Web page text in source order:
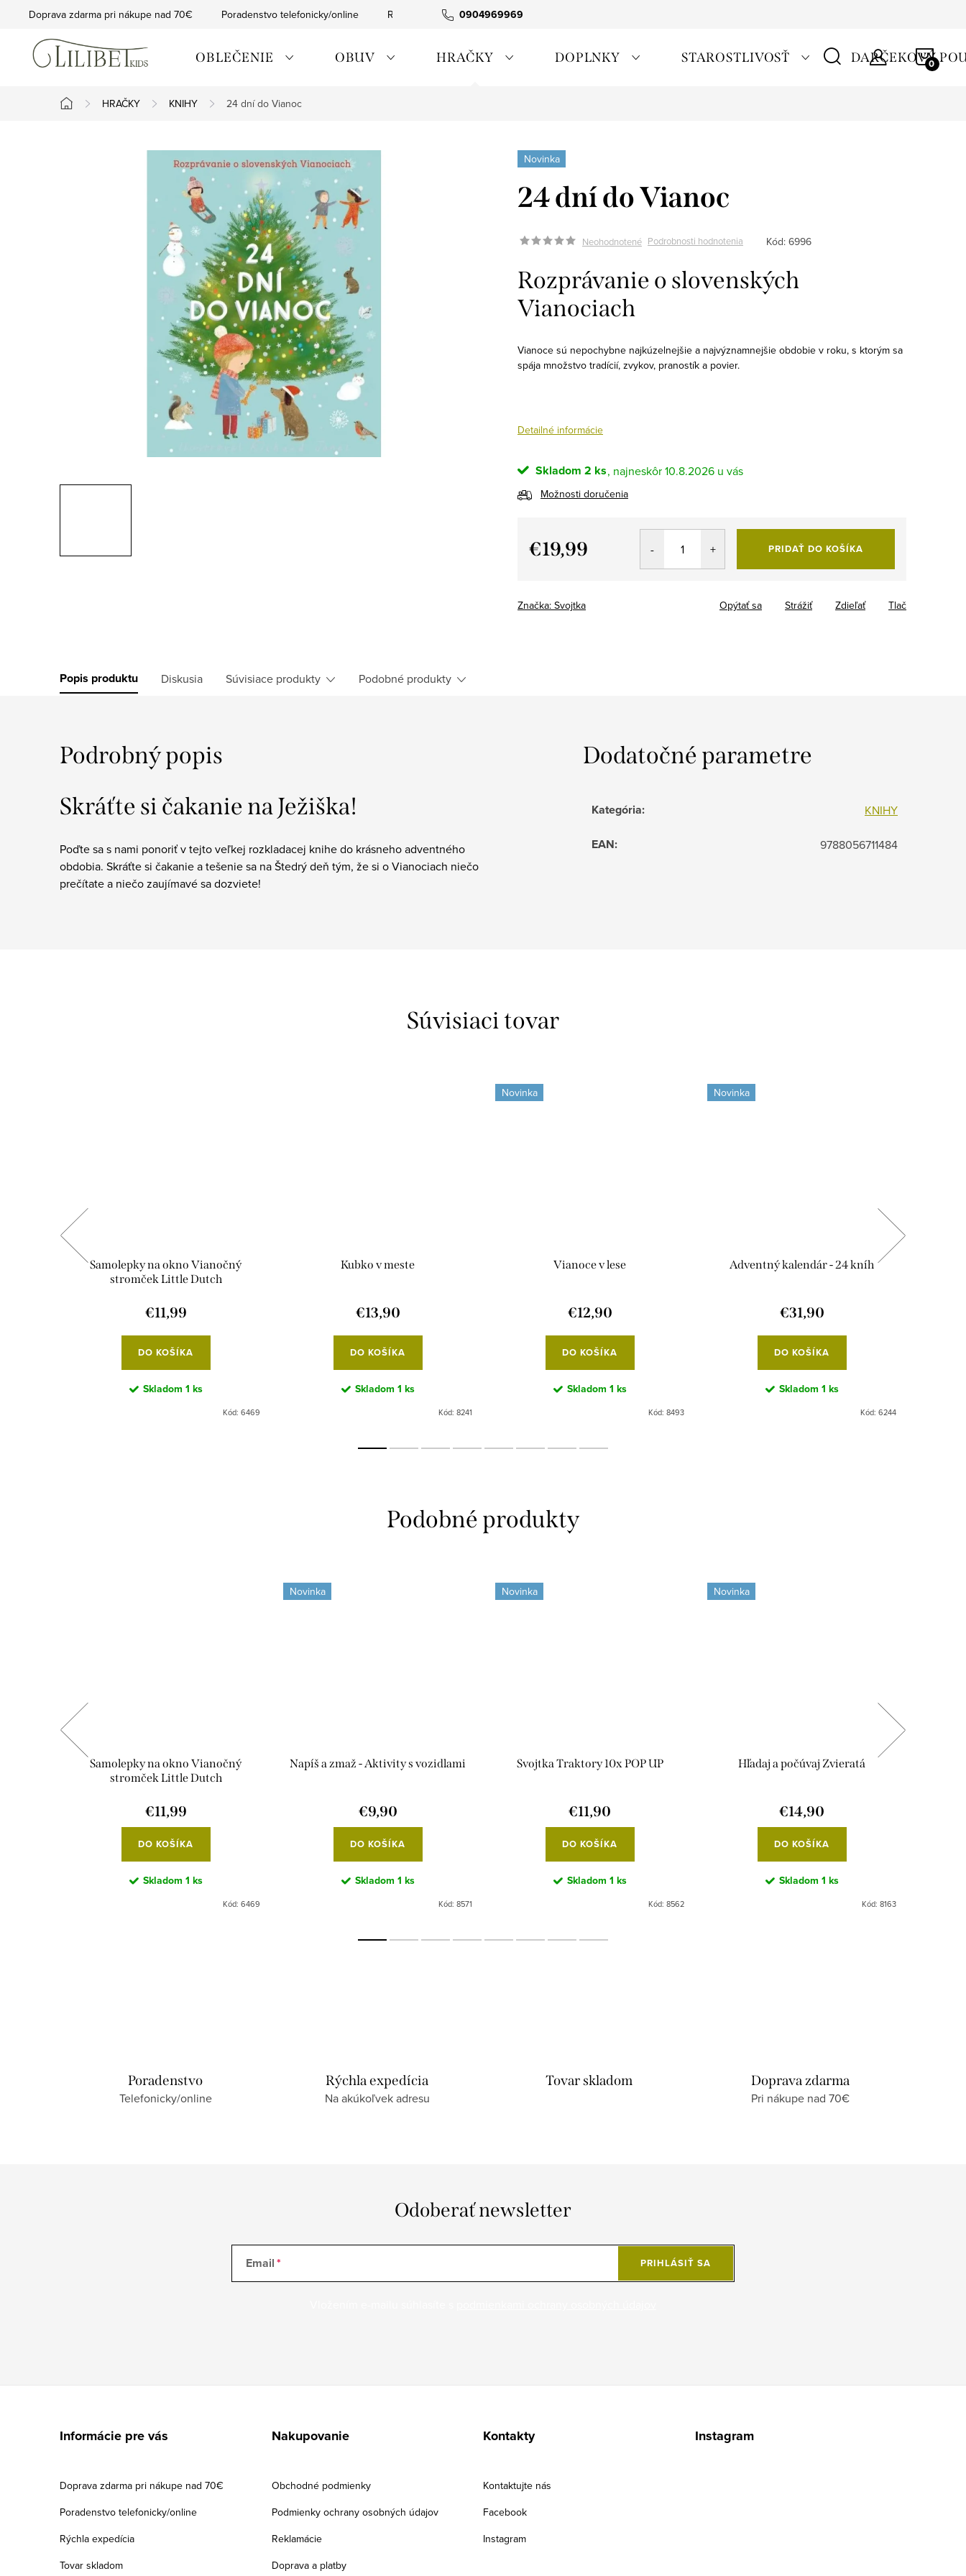
0904969969
Doprava zdarma pri nákupe nad 70€ Poradenstvo telefonicky/online Rýchla expedícia Tovar skladom
OBLEČENIE OBUV HRAČKY DOPLNKY STAROSTLIVOSŤ DARČEKOVÝ
Domov
HRAČKY KNIHY 24 dní do Vianoc
Novinka
24 dní do Vianoc
Neohodnotené Podrobnosti hodnotenia Kód: 6996
Rozprávanie o slovenských
Vianociach
Vianoce sú nepochybne najkúzelnejšie a najvýznamnejšie obdobie v roku, s ktorým sa
spája množstvo tradícií, zvykov, pranostík a povier.
Detailné informácie
Skladom 2 ks 10.8.2026
Možnosti doručenia
€19,99 PRIDAŤ DO KOŠÍKA
Značka: Svojtka Tlač
Opýtať sa Strážiť Zdieľať
Popis produktu Diskusia Súvisiace produkty Podobné produkty
Podrobný popis
Skráťte si čakanie na Ježiška!
Poďte sa s nami ponoriť v tejto veľkej rozkladacej knihe do krásneho adventného
obdobia. Skráťte si čakanie a tešenie sa na Štedrý deň tým, že si o Vianociach niečo
prečítate a niečo zaujímavé sa dozviete!
Dodatočné parametre
Kategória: KNIHY
EAN: 9788056711484
Súvisiaci tovar
Samolepky na okno Vianočný
stromček Little Dutch
€11,99
DO KOŠÍKA
Skladom 1 ks
Kód: 6469
Kubko v meste
€13,90
DO KOŠÍKA
Skladom 1 ks
Kód: 8241
Novinka
Vianoce v lese
€12,90
DO KOŠÍKA
Skladom 1 ks
Kód: 8493
Novinka
Adventný kalendár - 24 kníh
€31,90
DO KOŠÍKA
Skladom 1 ks
Kód: 6244
Samolepky na okno Vianočný
stromček Little Dutch
€11,99
DO KOŠÍKA
Skladom 1 ks
Kód: 6469
Novinka
Napíš a zmaž - Aktivity s vozidlami
€9,90
DO KOŠÍKA
Skladom 1 ks
Kód: 8571
Novinka
Svojtka Traktory 10x POP UP
€11,90
DO KOŠÍKA
Skladom 1 ks
Kód: 8562
Novinka
Hľadaj a počúvaj Zvieratá
€14,90
DO KOŠÍKA
Skladom 1 ks
Kód: 8163
Poradenstvo
Telefonicky/online
Rýchla expedícia
Na akúkoľvek adresu
Tovar skladom Doprava zdarma
Pri nákupe nad 70€
Odoberať newsletter
Email PRIHLÁSIŤ SA
Informácie pre vás
Doprava zdarma pri nákupe nad 70€
Poradenstvo telefonicky/online
Rýchla expedícia
Tovar skladom
Nakupovanie
Obchodné podmienky
Podmienky ochrany osobných údajov
Reklamácie
Doprava a platby
Kontakty
Kontaktujte nás
Facebook
Instagram
Instagram